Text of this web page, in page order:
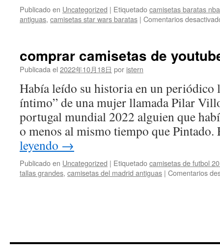
Publicado en Uncategorized | Etiquetadocamisetas baratas
antiguas, camisetas star wars baratas | Comentarios
comprar camisetas de
Publicada el 2022年10月18日 por istern
Había leído su historia en un periódico
íntimo” de una mujer llamada Pilar
portugal mundial 2022 alguien que
o menos al mismo tiempo que
leyendo →
Publicado en Uncategorized | Etiquetadocamisetas de futbol
tallas grandes, camisetas del madrid antiguas | Comentarios